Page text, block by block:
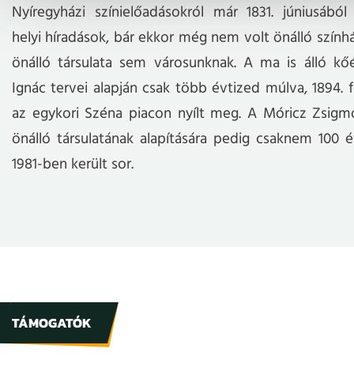
Nyíregyházi színielőadásokról már 1831. júniusából
helyi híradások, bár ekkor még nem volt önálló
önálló társulata sem városunknak. A ma is álló
Ignác tervei alapján csak több évtized múlva, 1894.
az egykori Széna piacon nyílt meg. A Móricz
önálló társulatának alapítására pedig csaknem 100
1981-ben került sor.
TÁMOGATÓK